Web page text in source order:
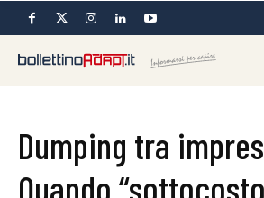
Dumping tra
Quando